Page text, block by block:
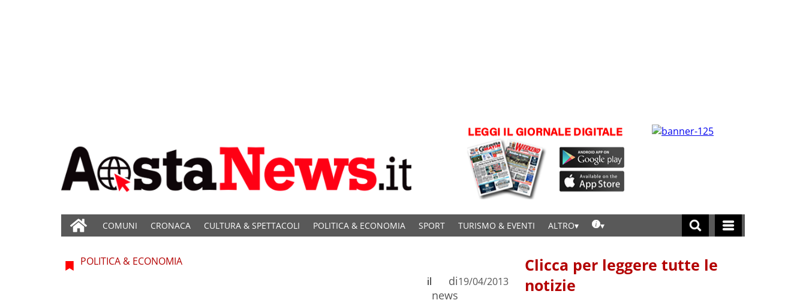
COMUNI CRONACA CULTURA & SPETTACOLI POLITICA & ECONOMIA SPORT TURISMO & EVENTI ALTRO
POLITICA & ECONOMIA
di
news
il 19/04/2013
Clicca per leggere tutte le
notizie